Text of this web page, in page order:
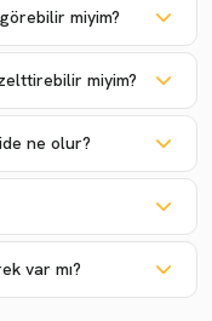
miyim?
miyim?
ne olur?
var mı?